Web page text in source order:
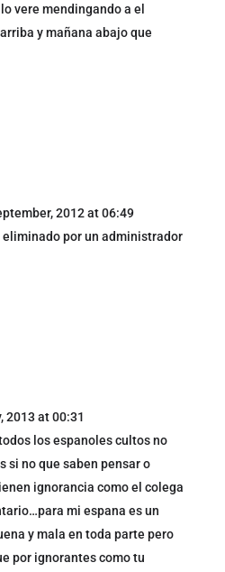
vere mendingando a el
y mañana abajo que
2012 at 06:49
por un administrador
2013 at 00:31
los espanoles cultos no
si no que saben pensar o
ignorancia como el colega
mi espana es un
y mala en toda parte pero
por ignorantes como tu